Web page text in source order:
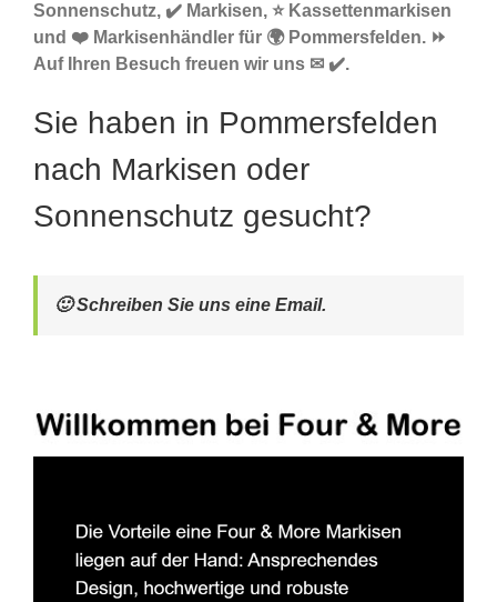
Sonnenschutz, ✔️ Markisen, ⭐ Kassettenmarkisen
und ❤️ Markisenhändler für 🌍 Pommersfelden. ⏩
Auf Ihren Besuch freuen wir uns ✉ ✔️.
Sie haben in Pommersfelden
nach Markisen oder
Sonnenschutz gesucht?
🙂 Schreiben Sie uns eine Email.